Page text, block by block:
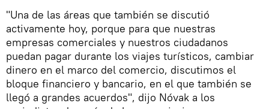
"Una de las áreas que también se discutió
activamente hoy, porque para que nuestras
empresas comerciales y nuestros ciudadanos
puedan pagar durante los viajes turísticos, cambiar
dinero en el marco del comercio, discutimos el
bloque financiero y bancario, en el que también se
llegó a grandes acuerdos", dijo Nóvak a los